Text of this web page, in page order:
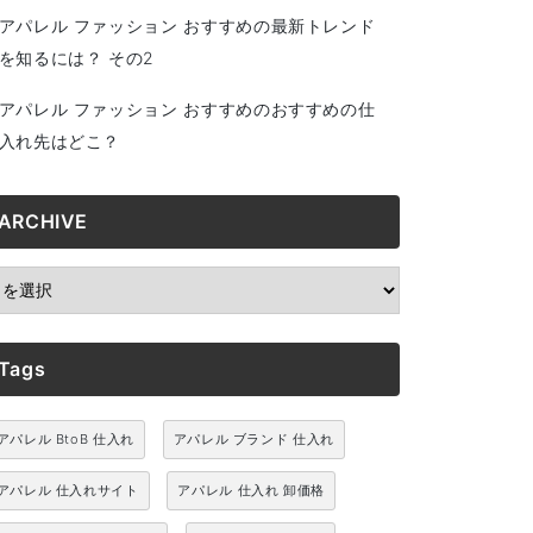
パレル ファッション おすすめの最新トレンド
知るには？ その2
パレル ファッション おすすめのおすすめの仕
れ先はどこ？
パレル BtoB 仕入れ アパレル ブランド 仕入れ
パレル 仕入れサイト アパレル 仕入れ 卸価格